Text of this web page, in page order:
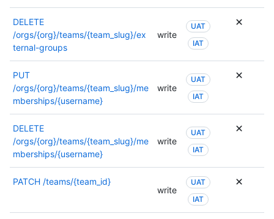
DELETE
/orgs/{org}/teams/{team_slug}/ex
ternal-groups
write
UAT
IAT
PUT
/orgs/{org}/teams/{team_slug}/me
mberships/{username}
write
UAT
IAT
DELETE
/orgs/{org}/teams/{team_slug}/me
mberships/{username}
write
UAT
IAT
PATCH /teams/{team_id}
write
UAT
IAT